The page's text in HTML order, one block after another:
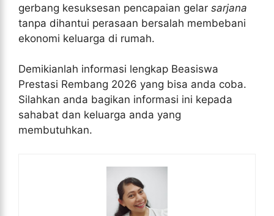
gerbang kesuksesan pencapaian gelar sarjana
tanpa dihantui perasaan bersalah membebani
ekonomi keluarga di rumah.
Demikianlah informasi lengkap Beasiswa
Prestasi Rembang 2026 yang bisa anda coba.
Silahkan anda bagikan informasi ini kepada
sahabat dan keluarga anda yang
membutuhkan.